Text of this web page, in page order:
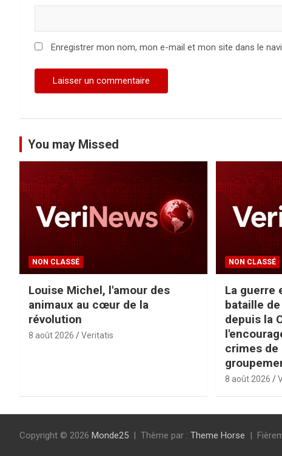
Enregistrer mon nom, mon e-mail et mon site dans le
You may Missed
NON CLASSÉ
Louise Michel, l'amour des
animaux au cœur de la
révolution
8 août 2026 Veritatis
NON CLASSÉ
La guerre
bataille
depuis la
crimes de
8 août 2026
Copyright © 2026 Monde25 Thème par : Theme Horse